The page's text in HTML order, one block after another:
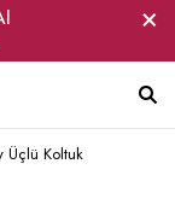
Üçlü Koltuk